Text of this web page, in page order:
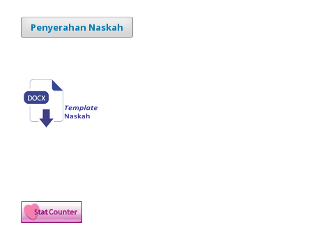
Penyerahan Naskah